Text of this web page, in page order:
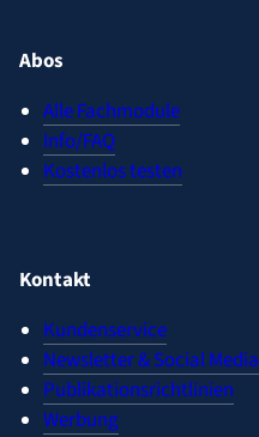
Abos
Alle Fachmodule
Info/FAQ
Kostenlos testen
Kontakt
Kundenservice
Newsletter & Social Media
Publikationsrichtlinien
Werbung